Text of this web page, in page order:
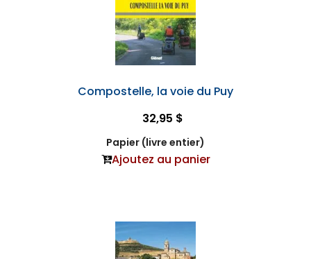
Compostelle, la voie du Puy
32,95 $
Papier (livre entier)
Ajoutez au panier